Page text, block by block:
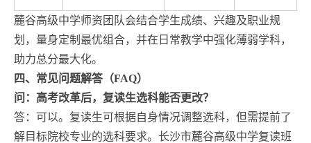
麓谷高级中学师资团队会结合学生成绩、兴趣及职业规
划，量身定制最优组合，并在日常教学中强化薄弱学科，
助力总分最大化。
四、常见问题解答（FAQ）
问：高考改革后，复读生选科能否更改？
答：可以。复读生可根据自身情况调整选科，但需提前了
解目标院校专业的选科要求。长沙市麓谷高级中学复读班